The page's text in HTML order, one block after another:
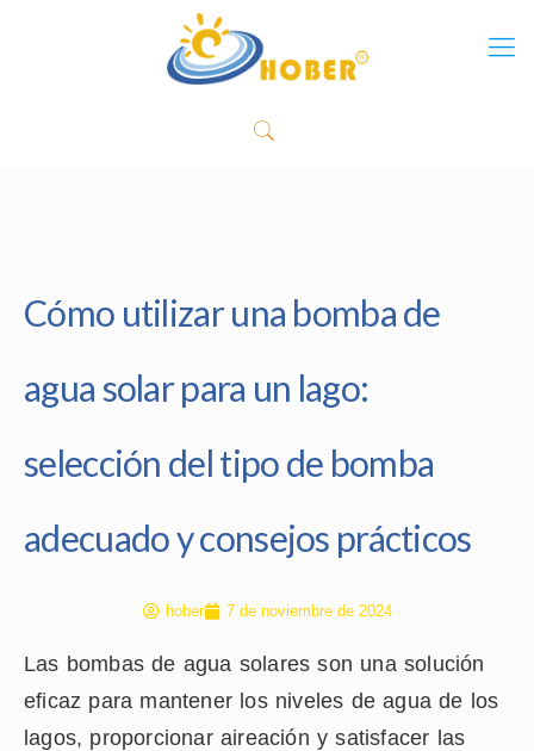
Cómo utilizar una bomba de
agua solar para un lago:
selección del tipo de bomba
adecuado y consejos prácticos
hober 7 de noviembre de 2024
Las bombas de agua solares son una solución
eficaz para mantener los niveles de agua de los
lagos, proporcionar aireación y satisfacer las